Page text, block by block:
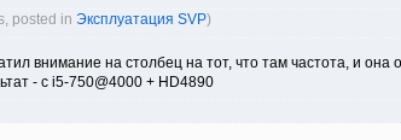
posted in Эксплуатация SVP)
внимание на столбец на тот, что там частота, и она
- с i5-750@4000 + HD4890